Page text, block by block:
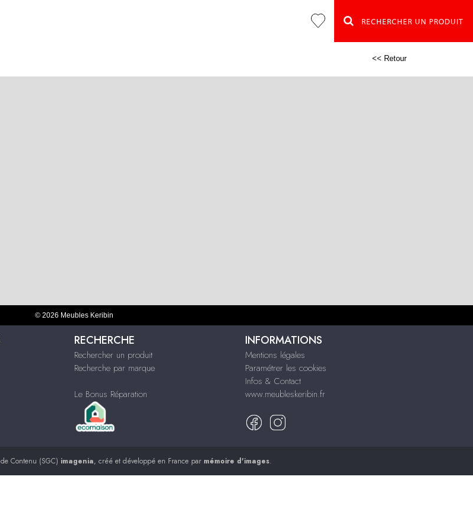
RECHERCHER UN PRODUIT
<< Retour
© 2026 Meubles Keribin
RECHERCHE
Rechercher un produit
Recherche par marque
Le Bonus Réparation
INFORMATIONS
Mentions légales
Paramétrer les cookies
Infos & Contact
www.meubleskeribin.fr
Contenu (SGC) imagenia, créé et développé en France par mémoire d'images.